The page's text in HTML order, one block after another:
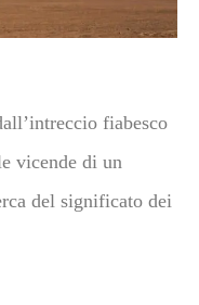
fiabesco
vicende di un
del significato dei